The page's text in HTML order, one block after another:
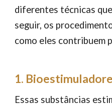
diferentes técnicas
seguir, os
como eles contribuem
1.
Essas substâncias